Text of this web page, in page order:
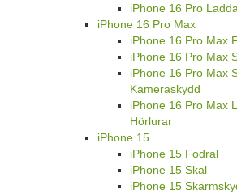
iPhone 16 Pro
iPhone 16 Pro Max
iPhone 16 Pro Max
iPhone 16 Pro Max
iPhone 16 Pro Max
Kameraskydd
iPhone 16 Pro Max
Hörlurar
iPhone 15
iPhone 15 Fodral
iPhone 15 Skal
iPhone 15